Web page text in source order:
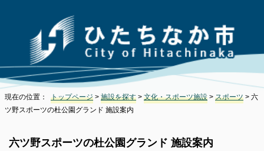
現在の位置： トップページ > 施設を探す > 文化・スポーツ施設 > スポーツ > 六
ツ野スポーツの杜公園グランド 施設案内
六ツ野スポーツの杜公園グランド 施設案内